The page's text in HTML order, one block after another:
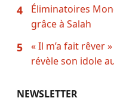
4
Éliminatoires
grâce à Salah
5
« Il m’a fait rêver
révèle son idole
NEWSLETTER